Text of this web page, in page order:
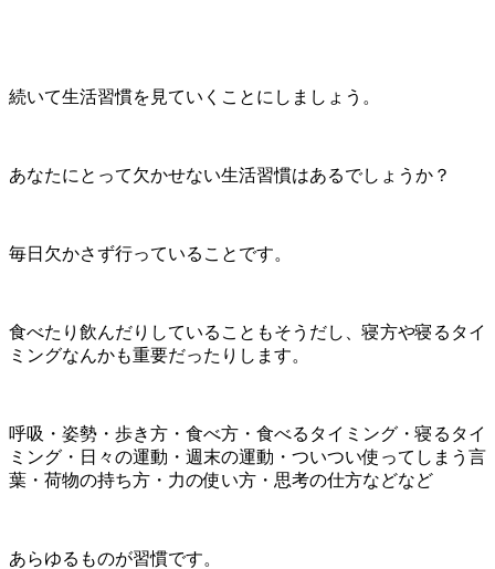
続いて生活習慣を見ていくことにしましょう。
あなたにとって欠かせない生活習慣はあるでしょうか？
毎日欠かさず行っていることです。
食べたり飲んだりしていることもそうだし、寝方や寝るタイ
ミングなんかも重要だったりします。
呼吸・姿勢・歩き方・食べ方・食べるタイミング・寝るタイ
ミング・日々の運動・週末の運動・ついつい使ってしまう言
葉・荷物の持ち方・力の使い方・思考の仕方などなど
あらゆるものが習慣です。